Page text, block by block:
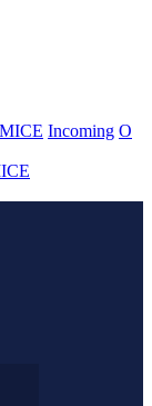
Incoming О